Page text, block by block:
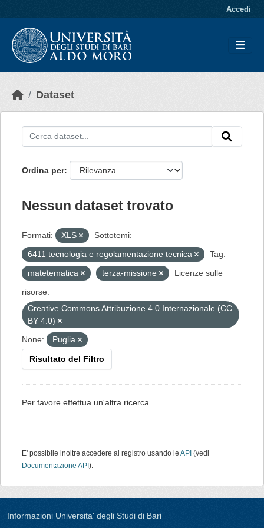
Accedi
Dataset
Ordina per
Nessun dataset trovato
Formati: XLS
Sottotemi:
6411 tecnologia e regolamentazione tecnica
Tag:
matetematica
terza-missione
Licenze sulle
risorse:
Creative Commons Attribuzione 4.0 Internazionale (CC
BY 4.0)
None:
Puglia
Risultato del Filtro
Per favore effettua un'altra ricerca.
E' possibile inoltre accedere al registro usando le API (vedi
Documentazione API ).
Informazioni Universita' degli Studi di Bari